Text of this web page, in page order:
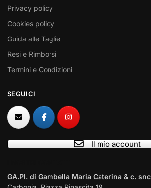
Privacy policy
Cookies policy
Guida alle Taglie
Resi e Rimborsi
Termini e Condizioni
SEGUICI
Il mio account
GA.PI. di Gambella Maria Caterina & c. snc